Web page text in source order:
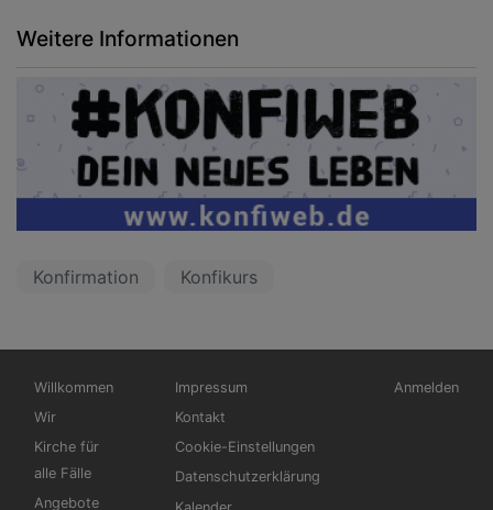
Weitere Informationen
Konfirmation Konfikurs
Hauptnavigation
Willkommen
Wir
Kirche für
alle Fälle
Angebote
Fußbereichsmenü
Impressum
Kontakt
Cookie-Einstellungen
Datenschutzerklärung
Anmelden